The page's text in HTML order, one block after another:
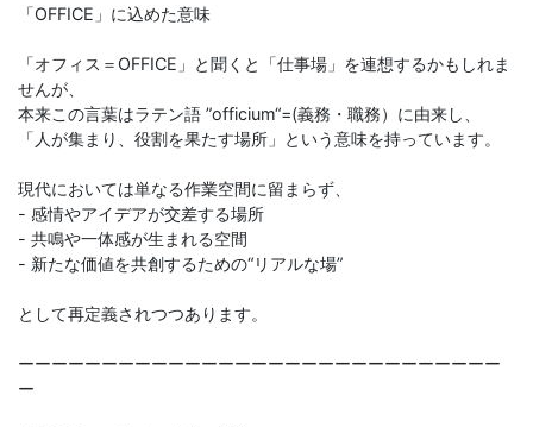
「OFFICE」に込めた意味
「オフィス＝OFFICE」と聞くと「仕事場」を連想するかもしれま
せんが、
本来この言葉はラテン語 ”officium“=(義務・職務）に由来し、
「人が集まり、役割を果たす場所」という意味を持っています。
現代においては単なる作業空間に留まらず、
- 感情やアイデアが交差する場所
- 共鳴や一体感が生まれる空間
- 新たな価値を共創するための“リアルな場”
として再定義されつつあります。
ーーーーーーーーーーーーーーーーーーーーーーーーーーーーー
ー